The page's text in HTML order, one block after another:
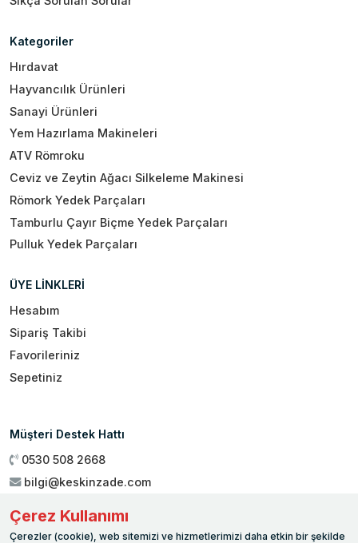
Kategoriler
Hırdavat
Hayvancılık Ürünleri
Sanayi Ürünleri
Yem Hazırlama Makineleri
ATV Römroku
Ceviz ve Zeytin Ağacı Silkeleme Makinesi
Römork Yedek Parçaları
Tamburlu Çayır Biçme Yedek Parçaları
Pulluk Yedek Parçaları
ÜYE LİNKLERİ
Hesabım
Sipariş Takibi
Favorileriniz
Sepetiniz
Müşteri Destek Hattı
0530 508 2668
bilgi@keskinzade.com
Genel Merkez: Yükseliş Mah. 1461. Sokak No:2/1 19 Mayıs
Çerez Kullanımı
Çerezler (cookie), web sitemizi ve hizmetlerimizi daha etkin bir şekilde